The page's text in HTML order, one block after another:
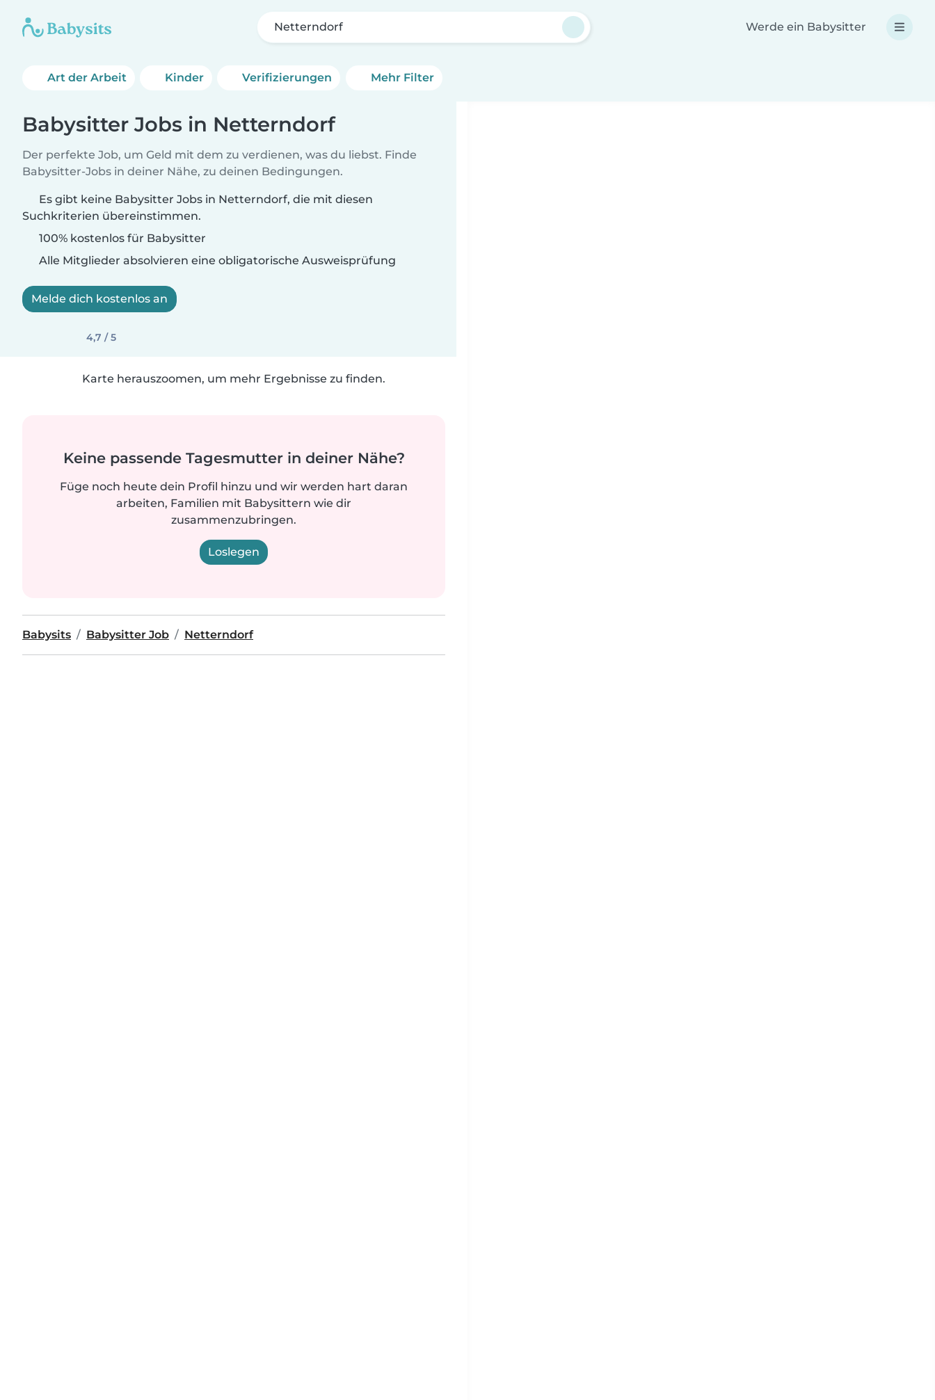
Netterndorf Werde ein Babysitter
Art der Arbeit Kinder Verifizierungen Mehr Filter
Babysitter Jobs in Netterndorf
Der perfekte Job, um Geld mit dem zu verdienen, was du liebst. Finde
Babysitter-Jobs in deiner Nähe, zu deinen Bedingungen.
Es gibt keine Babysitter Jobs in Netterndorf, die mit diesen
Suchkriterien übereinstimmen.
100% kostenlos für Babysitter
Alle Mitglieder absolvieren eine obligatorische Ausweisprüfung
Melde dich kostenlos an
4,7 / 5
Karte herauszoomen, um mehr Ergebnisse zu finden.
Keine passende Tagesmutter in deiner Nähe?
Füge noch heute dein Profil hinzu und wir werden hart daran
arbeiten, Familien mit Babysittern wie dir
zusammenzubringen.
Loslegen
Babysits Babysitter Job Netterndorf